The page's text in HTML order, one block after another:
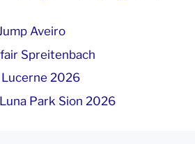
Aveiro
Spreitenbach
2026
Luna Park Sion 2026